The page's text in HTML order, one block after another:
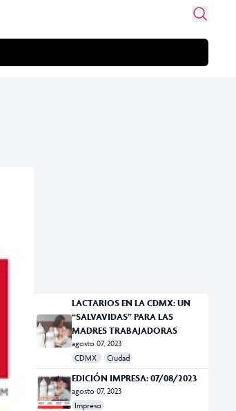
LACTARIOS EN LA CDMX: UN
“SALVAVIDAS” PARA LAS
MADRES TRABAJADORAS
agosto 07, 2023
CDMX
Ciudad
EDICIÓN IMPRESA: 07/08/2023
agosto 07, 2023
Impreso